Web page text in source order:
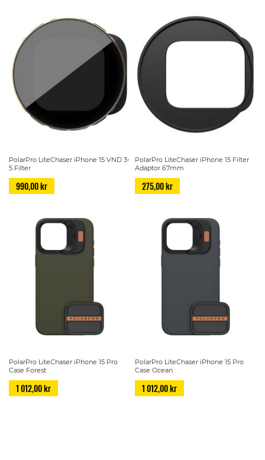
PolarPro LiteChaser iPhone 15 VND 3-
5 Filter
990,00 kr
PolarPro LiteChaser iPhone 15 Filter
Adaptor 67mm
275,00 kr
PolarPro LiteChaser iPhone 15 Pro
Case Forest
1 012,00 kr
PolarPro LiteChaser iPhone 15 Pro
Case Ocean
1 012,00 kr